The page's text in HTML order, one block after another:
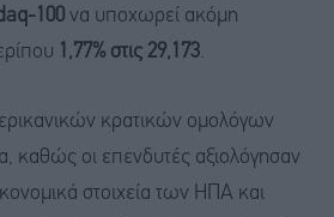
100 να υποχωρεί ακόμη
1,77% στις 29,173.
κρατικών ομολόγων
καθώς οι επενδυτές αξιολόγησαν
στοιχεία των ΗΠΑ και